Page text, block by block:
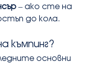
– ако сте на
до кола.
къмпинг?
основни